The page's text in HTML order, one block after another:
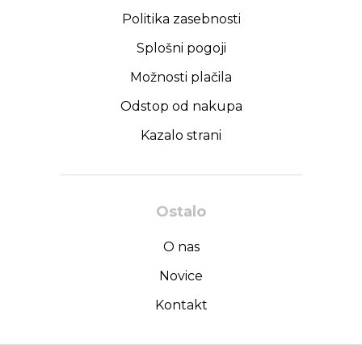
Politika zasebnosti
Splošni pogoji
Možnosti plačila
Odstop od nakupa
Kazalo strani
Ostalo
O nas
Novice
Kontakt